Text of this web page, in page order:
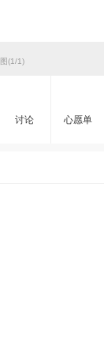
(1/1)
讨论 心愿单